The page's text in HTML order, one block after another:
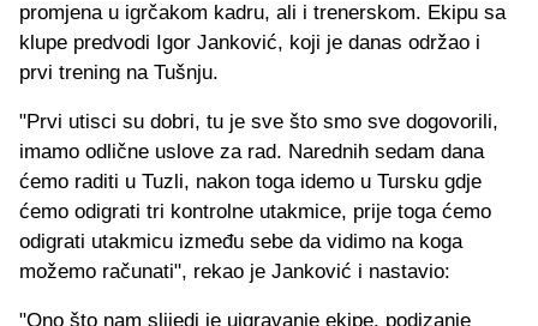
promjena u igrčakom kadru, ali i trenerskom. Ekipu sa
klupe predvodi Igor Janković, koji je danas održao i
prvi trening na Tušnju.
"Prvi utisci su dobri, tu je sve što smo sve dogovorili,
imamo odlične uslove za rad. Narednih sedam dana
ćemo raditi u Tuzli, nakon toga idemo u Tursku gdje
ćemo odigrati tri kontrolne utakmice, prije toga ćemo
odigrati utakmicu između sebe da vidimo na koga
možemo računati", rekao je Janković i nastavio:
"Ono što nam slijedi je uigravanje ekipe, podizanje